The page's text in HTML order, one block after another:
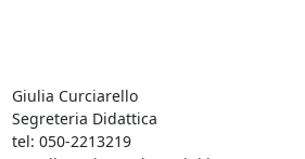
Giulia Curciarello
Segreteria Didattica
tel: 050-2213219